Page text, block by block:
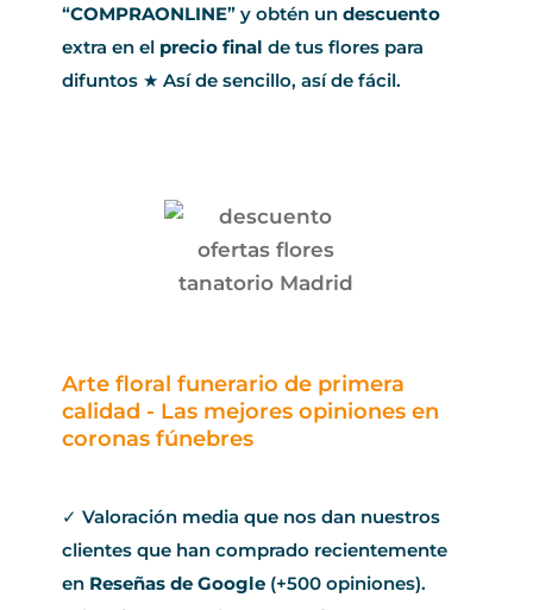
“COMPRAONLINE” y obtén undescuento
extra en el precio final de tus flores para
difuntos ★ Así de sencillo, así de fácil.
Arte floral funerario de primera
calidad - Las mejores opiniones en
coronas fúnebres
✓ Valoración media que nos dan nuestros
clientes que han comprado recientemente
en Reseñas de Google (+500 opiniones).